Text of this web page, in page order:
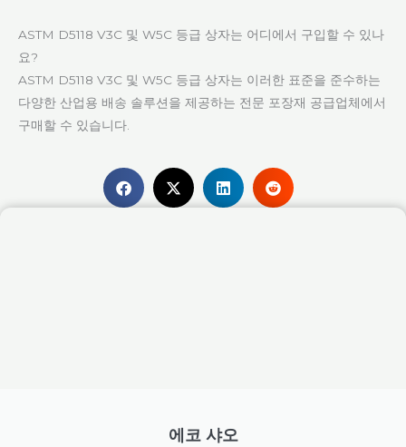
ASTM D5118 V3C 및 W5C 등급 상자는 어디에서 구입할 수 있나
요?
ASTM D5118 V3C 및 W5C 등급 상자는 이러한 표준을 준수하는
다양한 산업용 배송 솔루션을 제공하는 전문 포장재 공급업체에서
구매할 수 있습니다.
에코 샤오